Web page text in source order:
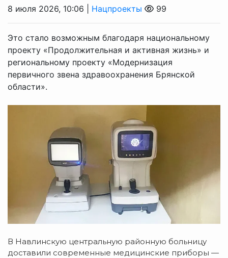
8 июля 2026, 10:06 | Нацпроекты 99
Это стало возможным благодаря национальному
проекту «Продолжительная и активная жизнь» и
региональному проекту «Модернизация
первичного звена здравоохранения Брянской
области».
В Навлинскую центральную районную больницу
доставили современные медицинские приборы —